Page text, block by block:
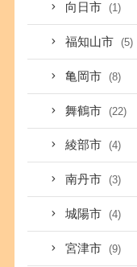
向日市 (1)
福知山市 (5)
亀岡市 (8)
舞鶴市 (22)
綾部市 (4)
南丹市 (3)
城陽市 (4)
宮津市 (9)